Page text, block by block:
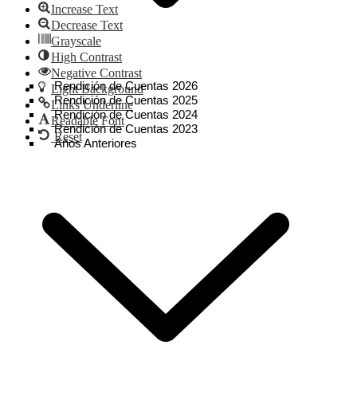
Rendición de Cuentas 2026
Rendición de Cuentas 2025
Rendición de Cuentas 2024
Rendición de Cuentas 2023
Años Anteriores
Increase Text
Decrease Text
Grayscale
High Contrast
Negative Contrast
Light Background
Links Underline
Readable Font
Reset